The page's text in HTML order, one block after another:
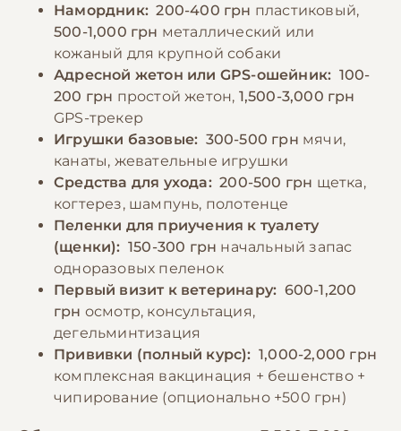
Намордник: 200-400 грн пластиковый,
500-1,000 грн металлический или
кожаный для крупной собаки
Адресной жетон или GPS-ошейник: 100-
200 грн простой жетон, 1,500-3,000 грн
GPS-трекер
Игрушки базовые: 300-500 грн мячи,
канаты, жевательные игрушки
Средства для ухода: 200-500 грн щетка,
когтерез, шампунь, полотенце
Пеленки для приучения к туалету
(щенки): 150-300 грн начальный запас
одноразовых пеленок
Первый визит к ветеринару: 600-1,200
грн осмотр, консультация,
дегельминтизация
Прививки (полный курс): 1,000-2,000 грн
комплексная вакцинация + бешенство +
чипирование (опционально +500 грн)